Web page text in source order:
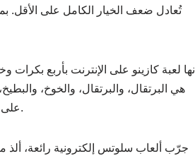
إنها لعبة كازينو على الإنترنت بأربع
على لوحة زرقاء داكنة، مما يمنحها طابعًا فنيًا رائعًا، مما يجعلها جذابة للرؤية الجديدة.